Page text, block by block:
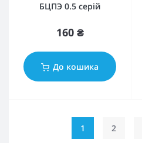
БЦПЭ 0.5 серій
160 ₴
До кошика
1 2